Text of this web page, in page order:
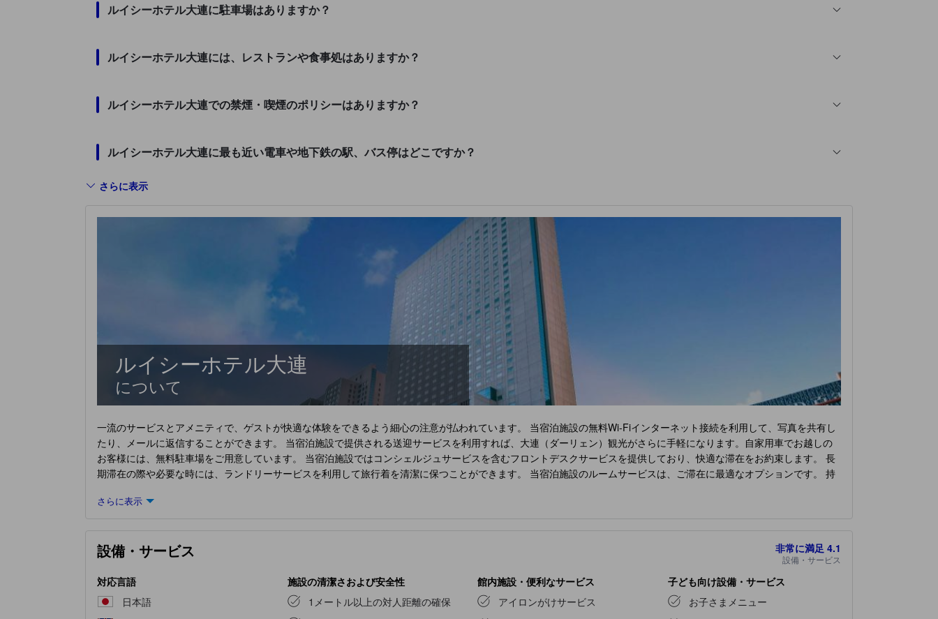
ルイシーホテル大連に駐車場はありますか？
ルイシーホテル大連には、レストランや食事処はありますか？
ルイシーホテル大連での禁煙・喫煙のポリシーはありますか？
ルイシーホテル大連に最も近い電車や地下鉄の駅、バス停はどこですか？
さらに表示
ルイシーホテル大連
について
一流のサービスとアメニティで、ゲストが快適な体験をできるよう細心の注意が払われています。 当宿泊施設の無料Wi-Fiインターネット接続を利用して、写真を共有し
たり、メールに返信することができます。 当宿泊施設で提供される送迎サービスを利用すれば、大連（ダーリェン）観光がさらに手軽になります。自家用車でお越しの
お客様には、無料駐車場をご用意しています。 当宿泊施設ではコンシェルジュサービスを含むフロントデスクサービスを提供しており、快適な滞在をお約束します。 長
期滞在の際や必要な時には、ランドリーサービスを利用して旅行着を清潔に保つことができます。 当宿泊施設のルームサービスは、ご滞在に最適なオプションです。 持
た指定区域では、喫煙は排他的に許可されています。 最高のくつろぎをお約束するため、客室は魅力的なデザインで、基本的な生活必需品をすべて備え、楽しい滞在を
があり、楽しい滞在をお楽しみいただけます。特定の部屋には、コーヒーや紅茶を淹れるのに必要なものがすべて揃っていて便利です。 客室のバスルームには、必要な
バスアメニティが備え付けられており、快適な滞在をお約束します。 洗練されたレジャーを体験するなら、エグゼクティブラウンジにぜひお立ち寄りください。 楽しい
朝食は一日の始まりに最適です。
ルイシーホテル大連では、いつでも美味しいお食事をご堪能いただけます。 旅の始まりは、おいしいコーヒーでいかがですか？当宿泊
施設では、淹れたての極上コーヒーの爽快な味わいをお楽しみいただけます。食事に出かけたくない場合は、当宿泊施設にある魅力的な料理の選択肢をいつでも利用でき
ます。 ルイシーホテル大連 独自のデリバリーアシスタンスにより、食料品をお部屋までお届けいたします。一日中、 ルイシーホテル大連で楽しめるアクティビティで遊び
さらに表示
設備・サービス 非常に満足 4.1
設備・サービス
対応言語
日本語
施設の清潔さおよび安全性
1メートル以上の対人距離の確保
館内施設・便利なサービス
アイロンがけサービス
子ども向け設備・サービス
お子さまメニュー